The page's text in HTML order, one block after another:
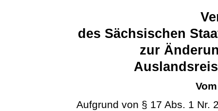
des Sächsischen
zur
Aufgrund von § 17 Abs. 1 Nr.